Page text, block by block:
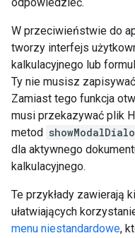
W przeciwieństwie do
tworzy interfejs
kalkulacyjnego lub
Ty nie musisz
Zamiast tego funkcja
musi przekazywać plik
metod
dla aktywnego
kalkulacyjnego.
Te przykłady zawierają
ułatwiających
menu niestandardowe,